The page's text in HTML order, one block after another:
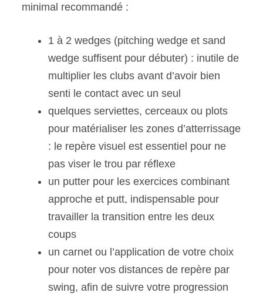
minimal recommandé :
1 à 2 wedges (pitching wedge et sand
wedge suffisent pour débuter) : inutile de
multiplier les clubs avant d’avoir bien
senti le contact avec un seul
quelques serviettes, cerceaux ou plots
pour matérialiser les zones d’atterrissage
: le repère visuel est essentiel pour ne
pas viser le trou par réflexe
un putter pour les exercices combinant
approche et putt, indispensable pour
travailler la transition entre les deux
coups
un carnet ou l’application de votre choix
pour noter vos distances de repère par
swing, afin de suivre votre progression